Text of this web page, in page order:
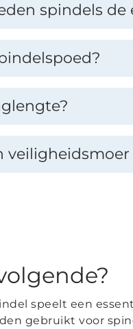
spindels
speelt een
gebruikt voor